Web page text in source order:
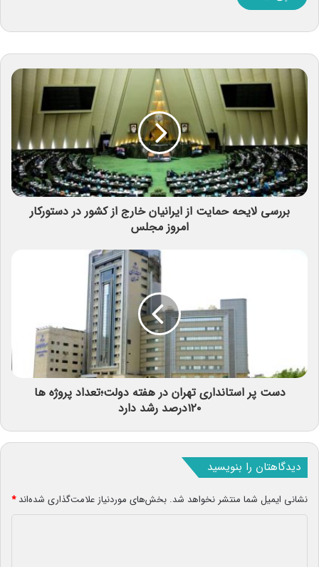
بررسی لایحه حمایت از ایرانیان خارج از کشور در دستورکار
امروز مجلس
دست پر استانداری تهران در هفته دولت؛تعداد پروژه ها
۱۲۰درصد رشد دارد
دیدگاهتان را بنویسید
نشانی ایمیل شما منتشر نخواهد شد. بخش‌های موردنیاز علامت‌گذاری شده‌اند*